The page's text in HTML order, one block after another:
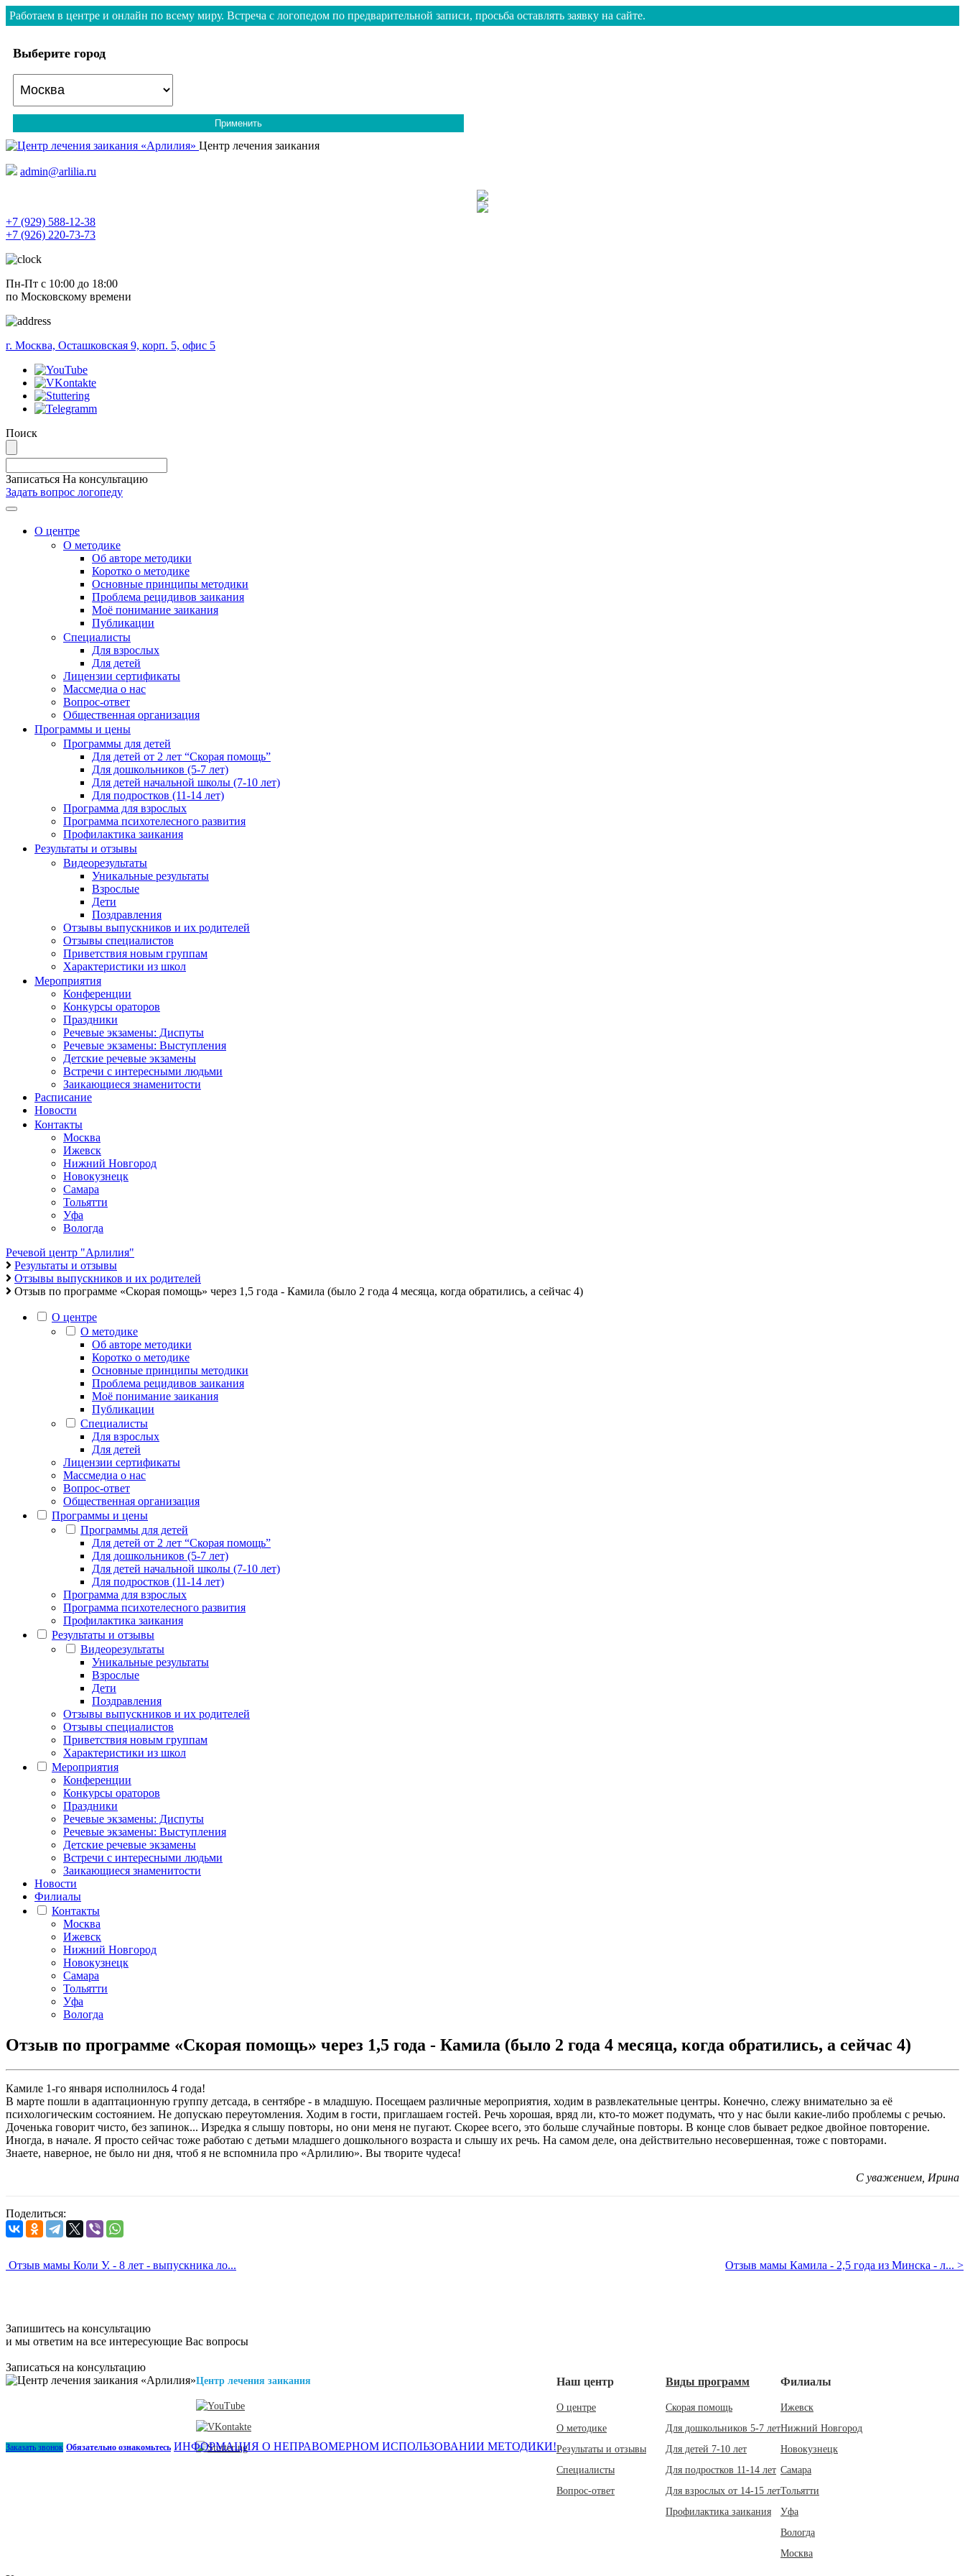
Работаем в центре и онлайн по всему миру. Встреча с логопедом по предварительной записи, просьба оставлять заявку на сайте.
Выберите город
Применить
Центр лечения заикания
admin@arlilia.ru
+7 (929) 588-12-38
+7 (926) 220-73-73
Пн-Пт с 10:00 до 18:00
по Московскому времени
г. Москва, Осташковская 9, корп. 5, офис 5
Поиск
Записаться На консультацию
Задать вопрос логопеду
Меню
О центре
О методике
Об авторе методики
Коротко о методике
Основные принципы методики
Проблема рецидивов заикания
Моё понимание заикания
Публикации
Специалисты
Для взрослых
Для детей
Лицензии сертификаты
Массмедиа о нас
Вопрос-ответ
Общественная организация
Программы и цены
Программы для детей
Для детей от 2 лет “Скорая помощь”
Для дошкольников (5-7 лет)
Для детей начальной школы (7-10 лет)
Для подростков (11-14 лет)
Программа для взрослых
Программа психотелесного развития
Профилактика заикания
Результаты и отзывы
Видеорезультаты
Уникальные результаты
Взрослые
Дети
Поздравления
Отзывы выпускников и их родителей
Отзывы специалистов
Приветствия новым группам
Характеристики из школ
Мероприятия
Конференции
Конкурсы ораторов
Праздники
Речевые экзамены: Диспуты
Речевые экзамены: Выступления
Детские речевые экзамены
Встречи с интересными людьми
Заикающиеся знаменитости
Расписание
Новости
Контакты
Москва
Ижевск
Нижний Новгород
Новокузнецк
Самара
Тольятти
Уфа
Вологда
Речевой центр "Арлилия"
Результаты и отзывы
Отзывы выпускников и их родителей
Отзыв по программе «Скорая помощь» через 1,5 года - Камила (было 2 года 4 месяца, когда обратились, а сейчас 4)
О центре
О методике
Об авторе методики
Коротко о методике
Основные принципы методики
Проблема рецидивов заикания
Моё понимание заикания
Публикации
Специалисты
Для взрослых
Для детей
Лицензии сертификаты
Массмедиа о нас
Вопрос-ответ
Общественная организация
Программы и цены
Программы для детей
Для детей от 2 лет “Скорая помощь”
Для дошкольников (5-7 лет)
Для детей начальной школы (7-10 лет)
Для подростков (11-14 лет)
Программа для взрослых
Программа психотелесного развития
Профилактика заикания
Результаты и отзывы
Видеорезультаты
Уникальные результаты
Взрослые
Дети
Поздравления
Отзывы выпускников и их родителей
Отзывы специалистов
Приветствия новым группам
Характеристики из школ
Мероприятия
Конференции
Конкурсы ораторов
Праздники
Речевые экзамены: Диспуты
Речевые экзамены: Выступления
Детские речевые экзамены
Встречи с интересными людьми
Заикающиеся знаменитости
Новости
Филиалы
Контакты
Москва
Ижевск
Нижний Новгород
Новокузнецк
Самара
Тольятти
Уфа
Вологда
Отзыв по программе «Скорая помощь» через 1,5 года - Камила (было 2 года 4 месяца, когда обратились, а сейчас 4)
Камиле 1-го января исполнилось 4 года!
В марте пошли в адаптационную группу детсада, в сентябре - в младшую. Посещаем различные мероприятия, ходим в развлекательные центры. Конечно, слежу внимательно за её
психологическим состоянием. Не допускаю переутомления. Ходим в гости, приглашаем гостей. Речь хорошая, вряд ли, кто-то может подумать, что у нас были какие-либо проблемы с речью.
Доченька говорит чисто, без запинок... Изредка я слышу повторы, но они меня не пугают. Скорее всего, это больше случайные повторы. В конце слов бывает редкое двойное повторение.
Иногда, в начале. Я просто сейчас тоже работаю с детьми младшего дошкольного возраста и слышу их речь. На самом деле, она действительно несовершенная, тоже с повторами.
Знаете, наверное, не было ни дня, чтоб я не вспомнила про «Арлилию». Вы творите чудеса!
С уважением, Ирина
Поделиться:
Отзыв мамы Коли У. - 8 лет - выпускника ло... Отзыв мамы Камила - 2,5 года из Минска - л... >
Запишитесь на консультацию
и мы ответим на все интересующие Вас вопросы
Записаться на консультацию
Центр лечения заикания
Заказать звонок Обязательно ознакомьтесь ИНФОРМАЦИЯ О НЕПРАВОМЕРНОМ ИСПОЛЬЗОВАНИИ МЕТОДИКИ!
Наш центр
О центре
О методике
Результаты и отзывы
Специалисты
Вопрос-ответ
Виды программ
Скорая помощь
Для дошкольников 5-7 лет
Для детей 7-10 лет
Для подростков 11-14 лет
Для взрослых от 14-15 лет
Профилактика заикания
Филиалы
Ижевск
Нижний Новгород
Новокузнецк
Самара
Тольятти
Уфа
Вологда
Москва